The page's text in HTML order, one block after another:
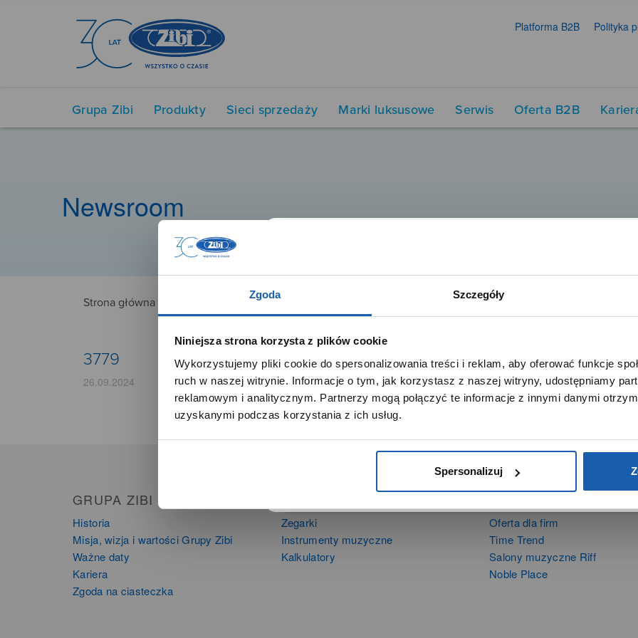
Zgoda Szczegóły
Niniejsza strona korzysta z plików cookie
Wykorzystujemy pliki cookie do spersonalizowania treści i reklam, aby oferować funkcje
ruch w naszej witrynie. Informacje o tym, jak korzystasz z naszej witryny, udostępniamy
reklamowym i analitycznym. Partnerzy mogą połączyć te informacje z innymi danymi
uzyskanymi podczas korzystania z ich usług.
Spersonalizuj
Platforma B2B Polityka
Grupa Zibi Produkty Sieci sprzedaży Marki luksusowe Serwis Oferta B2B
Newsroom
Strona główna
3779
26.09.2024
GRUPA ZIBI
Historia
Misja, wizja i wartości Grupy Zibi
Ważne daty
Kariera
Zgoda na ciasteczka
Zegarki
Instrumenty muzyczne
Kalkulatory
Oferta dla firm
Time Trend
Salony muzyczne Riff
Noble Place
SZANOWNA UŻYTKOWNICZKO
Używamy plików cookie w celach analitycznych, statystycznych
marketingowych, w tym aby analizować ruch w tej witrynie,
optymalizować jej działanie oraz zapamiętywać Twoje preferencje.
DOWIEDZ SIĘ WIĘCEJ PRZEJDŹ DO SERWISU